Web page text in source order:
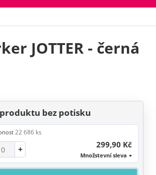
JOTTER - černá
bez potisku
22 686 ks
+ 299,90 Kč
Množstevní sleva